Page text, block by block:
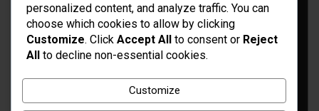
Idées d’aménagement et déco
personalized content, and analyze traffic. You can
choose which cookies to allow by clicking
Customize. Click Accept All to consent or Reject
All to decline non-essential cookies.
Customize